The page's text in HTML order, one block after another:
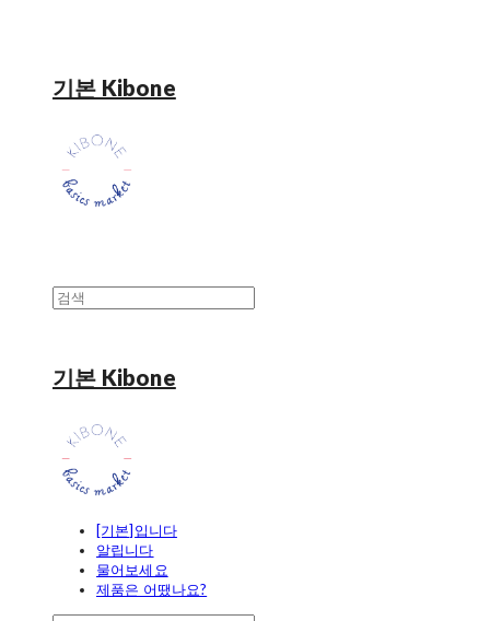
기본 Kibone
기본 Kibone
[기본]입니다
알립니다
물어보세요
제품은 어땠나요?